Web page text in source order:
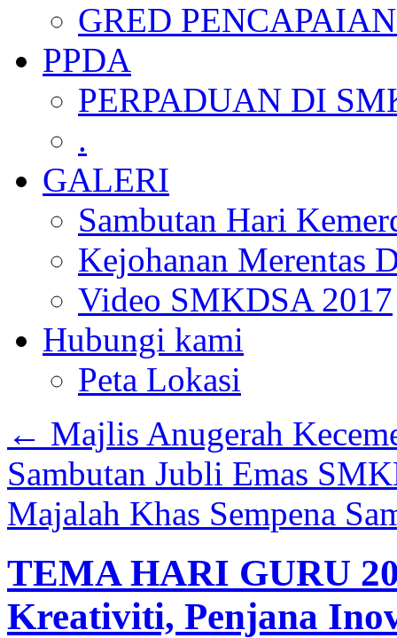
GRED
PPDA
PERPADUAN DI
.
GALERI
Sambutan Hari
Kejohanan Merentas
Video SMKDSA 2017
Hubungi kami
Peta Lokasi
← Majlis Anugerah
Sambutan Jubli Emas
Majalah Khas Sempena
TEMA HARI GURU
Kreativiti, Penjana